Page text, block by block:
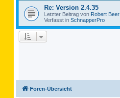
Re: Version 2.4.35
Letzter Beitrag von Robert Beer
Verfasst in SchnapperPro
Foren-Übersicht